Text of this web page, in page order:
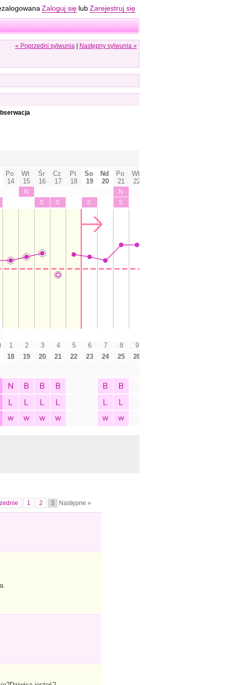
Zaloguj się lub Zarejestruj się
« Poprzedni sylwunia| Następny sylwunia »
1 2 3 Następne »